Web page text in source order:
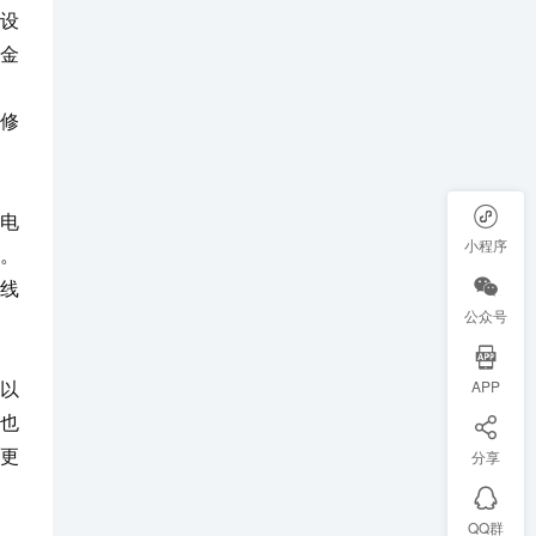
小程序
公众号
APP
分享
QQ群